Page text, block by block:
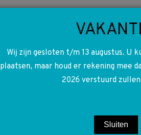
A6462000301 80 6462000301
OM646 OM647 W203 W211 W639
Waterpomp
A6396900162 7G99 6396900162
Wij zijn gesloten t/m 13 augustus. U
plaatsen, maar houd er rekening mee
2026 verstuurd
Sluiten